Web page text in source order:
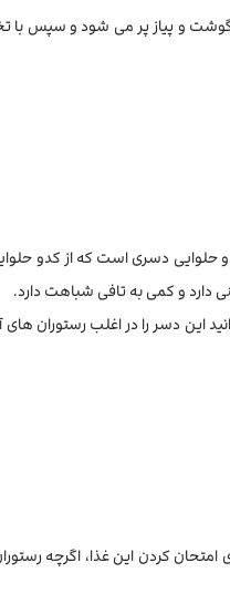
گوشت و پیاز پر می شود و سپس با
حلوایی دسری است که از کدو
دارد و کمی به تافی شباهت دارد.
دسر را در اغلب رستوران های
کردن این غذا، اگرچه